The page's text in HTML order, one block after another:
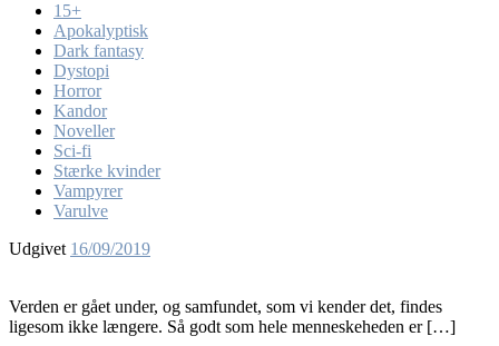
15+
Apokalyptisk
Dark fantasy
Dystopi
Horror
Kandor
Noveller
Sci-fi
Stærke kvinder
Vampyrer
Varulve
Udgivet 16/09/2019
Verden er gået under, og samfundet, som vi kender det, findes
ligesom ikke længere. Så godt som hele menneskeheden er […]